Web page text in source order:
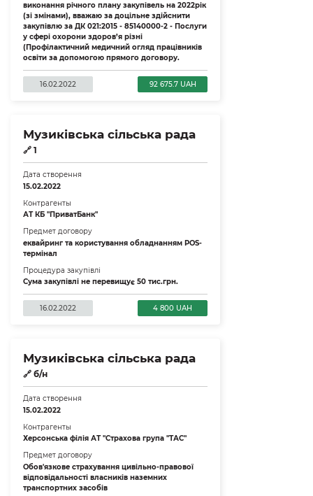
виконання річного плану закупівель на 2022рік
(зі змінами), вважаю за доцільне здійснити
закупівлю за ДК 021:2015 - 85140000-2 - Послуги
у сфері охорони здоров’я різні
(Профілактичний медичний огляд працівників
освіти за допомогою прямого договору.
16.02.2022 92 675.7 UAH
Музиківська сільська рада
🔗 1
Дата створення
15.02.2022
Контрагенты
АТ КБ "ПриватБанк"
Предмет договору
еквайринг та користування обладнанням POS-
термінал
Процедура закупівлі
Сума закупівлі не перевищує 50 тис.грн.
16.02.2022 4 800 UAH
Музиківська сільська рада
🔗 б/н
Дата створення
15.02.2022
Контрагенты
Херсонська філія АТ "Страхова група "ТАС"
Предмет договору
Обов'язкове страхування цивільно-правової
відповідальності власників наземних
транспортних засобів